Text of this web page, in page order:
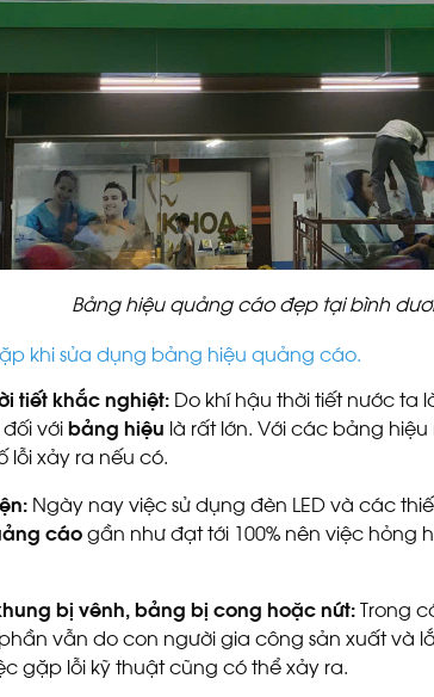
Bảng hiệu quảng cáo đẹp tại bình
khi sửa dụng bảng hiệu quảng cáo.
tiết khắc nghiệt:Do khí hậu thời tiết nước ta
vớibảng hiệu là rất lớn. Với các bảng
lỗi xảy ra nếu có.
Ngày nay việc sử dụng đèn LED và các
cáogần như đạt tới 100% nên việc hỏng
bị vênh, bảng bị cong hoặc nứt:Trong
vẫn do con người gia công sản xuất và
gặp lỗi kỹ thuật cũng có thể xảy ra.